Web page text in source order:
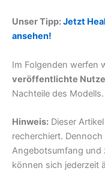
Unser Tipp:Jetzt
ansehen!
Im Folgenden werfen
veröffentlichte
Nachteile des Modells.
Hinweis: Dieser
recherchiert.
Angebotsumfang und
können sich jederzeit